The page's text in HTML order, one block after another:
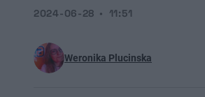
Weronika Plucinska
2024-06-28 11:51